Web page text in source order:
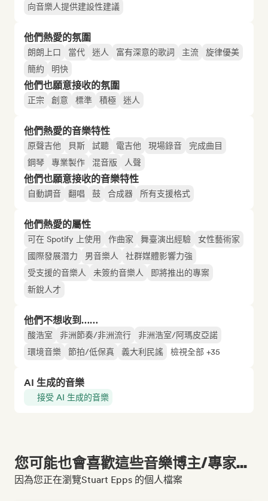
向音樂人提供建設性建議
他們熱愛的氛圍
朗朗上口 當代 迷人 富有深意的歌詞 主流
旋律優美
簡約
明快
他們也願意接收的氛圍
正宗 創意 標準 積極 迷人
他們熱愛的音樂特性
原聲吉他 貝斯 試聽 電吉他 現場錄音
完成曲目
鋼琴
專業製作 混音版 人聲
他們也願意接收的音樂特性
自動調音 翻唱 鼓 合成器 所有支援格式
他們熱愛的屬性
可在 Spotify 上使用 作曲家 舞臺演出經驗
女性藝術家
國際發展潛力
男音樂人
社群媒體影響力強
受支援的音樂人
未簽約音樂人
即將推出的專案
新銳人才
他們不想收到……
酸浩室 非洲節奏/非洲流行
非洲浩室/阿瑪皮亞諾
環境音樂
節拍/低保真 義大利民謠 檢視全部 +35
AI 生成的音樂
接受 AI 生成的音樂
您可能也會喜歡這些音樂博主/專家...
因為您正在瀏覽Stuart Epps 的個人檔案